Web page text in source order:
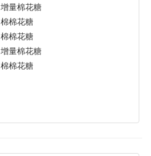
增量棉花糖
棉棉花糖
棉棉花糖
增量棉花糖
棉棉花糖